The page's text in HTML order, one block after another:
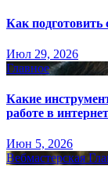
Как
Июл 29, 2026
Главное
Какие
работе в
Июн 5, 2026
Вебмастерская